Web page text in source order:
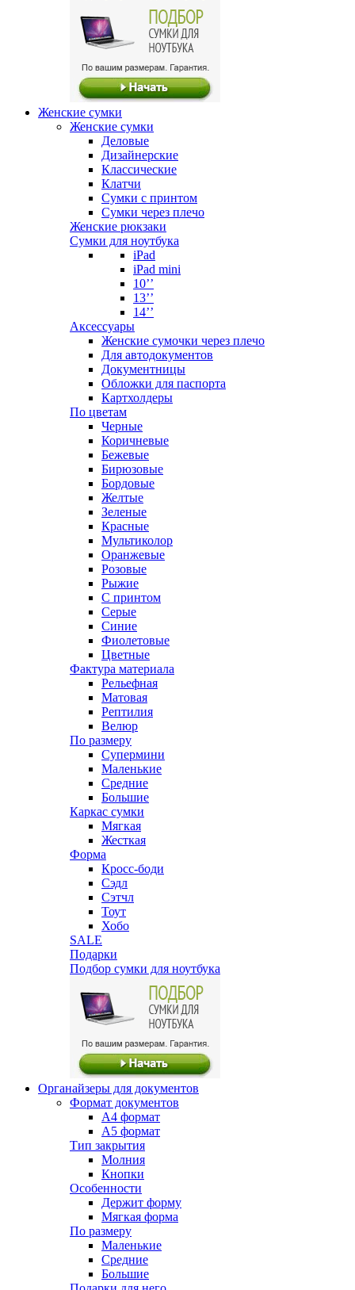
Женские сумки
Женские сумки
Деловые
Дизайнерские
Классические
Клатчи
Сумки с принтом
Сумки через плечо
Женские рюкзаки
Сумки для ноутбука
iPad
iPad mini
10’’
13’’
14’’
Аксессуары
Женские сумочки через плечо
Для автодокументов
Документницы
Обложки для паспорта
Картхолдеры
По цветам
Черные
Коричневые
Бежевые
Бирюзовые
Бордовые
Желтые
Зеленые
Красные
Мультиколор
Оранжевые
Розовые
Рыжие
С принтом
Серые
Синие
Фиолетовые
Цветные
Фактура материала
Рельефная
Матовая
Рептилия
Велюр
По размеру
Супермини
Маленькие
Средние
Большие
Каркас сумки
Мягкая
Жесткая
Форма
Кросс-боди
Сэдл
Сэтчл
Тоут
Хобо
SALE
Подарки
Подбор сумки для ноутбука
Органайзеры для документов
Формат документов
А4 формат
А5 формат
Тип закрытия
Молния
Кнопки
Особенности
Держит форму
Мягкая форма
По размеру
Маленькие
Средние
Большие